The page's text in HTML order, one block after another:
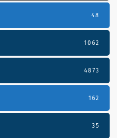
48
1062
4873
162
35